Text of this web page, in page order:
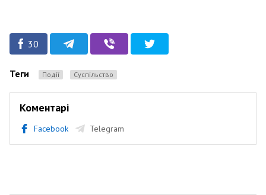
30
Теги Події Суспільство
Коментарі
Facebook Telegram